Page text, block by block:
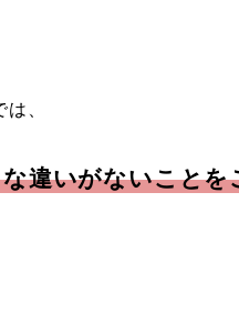
、
違いがないこと